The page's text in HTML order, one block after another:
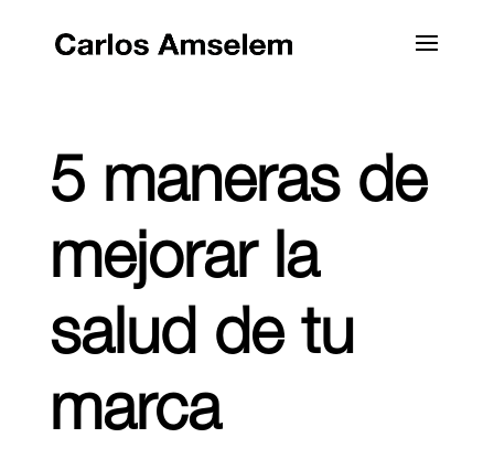
5 maneras de
mejorar la
salud de tu
marca